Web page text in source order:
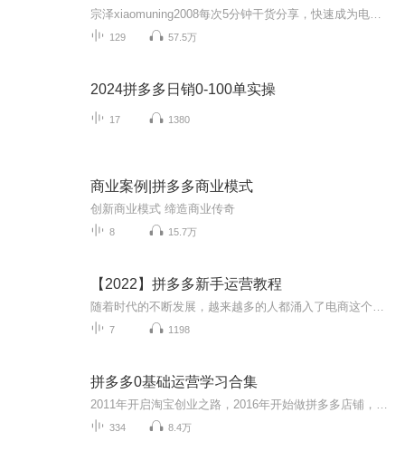
129 57.5万
2024拼多多日销0-100单实操
17 1380
商业案例|拼多多商业模式
创新商业模式 缔造商业传奇
8 15.7万
【2022】拼多多新手运营教程
7 1198
拼多多0基础运营学习合集
334 8.4万